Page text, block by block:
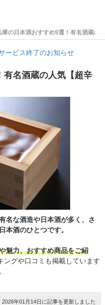
庫の日本酒おすすめ9選！有名酒蔵の
ービス終了のお知らせ
有名酒蔵の人気【超辛
名な酒造や日本酒が多く、さ
本酒のひとつです。
魅力、おすすめ商品をご紹
ングや口コミも掲載しています
年01月14日に記事を更新しました